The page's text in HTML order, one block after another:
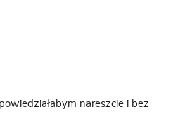
nareszcie i bez